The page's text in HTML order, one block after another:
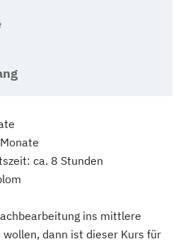
ca. 8 Stunden
ins mittlere
dann ist dieser Kurs für